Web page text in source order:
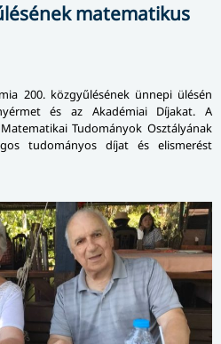
matematikus
200. közgyűlésének ünnepi ülésén
és az Akadémiai Díjakat. A
Tudományok Osztályának
tudományos díjat és elismerést